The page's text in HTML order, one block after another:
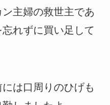
主婦の救世主であ
れずに買い足して
は口周りのひげも